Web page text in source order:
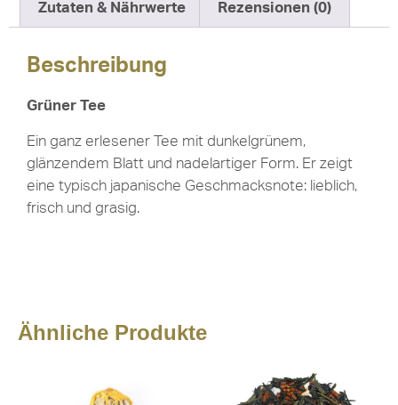
Zutaten & Nährwerte Rezensionen (0)
Beschreibung
Grüner Tee
Ein ganz erlesener Tee mit dunkelgrünem,
glänzendem Blatt und nadelartiger Form. Er zeigt
eine typisch japanische Geschmacksnote: lieblich,
frisch und grasig.
Ähnliche Produkte